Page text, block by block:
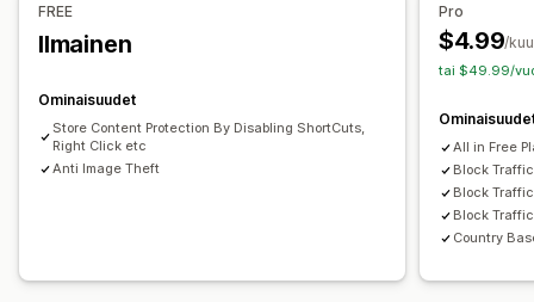
FREE
Ilmainen
Ominaisuudet
Store Content Protection By Disabling ShortCuts,
Right Click etc
Anti Image Theft
Pro
$4.99/
tai $49.99/
All in Free
Block
Block
Block
Country